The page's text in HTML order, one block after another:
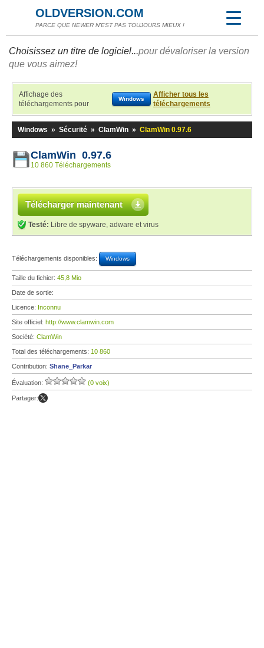
OLDVERSION.COM
PARCE QUE NEWER N'EST PAS TOUJOURS MIEUX !
Choisissez un titre de logiciel...pour dévaloriser la version
que vous aimez!
Affichage des
téléchargements pour
Windows
Afficher tous les
téléchargements
Windows » Sécurité » ClamWin » ClamWin 0.97.6
ClamWin 0.97.6
10 860 Téléchargements
Télécharger maintenant
Testé: Libre de spyware, adware et virus
Téléchargements disponibles: Windows
Taille du fichier: 45,8 Mio
Date de sortie:
Licence: Inconnu
Site officiel: http://www.clamwin.com
Société: ClamWin
Total des téléchargements: 10 860
Contribution: Shane_Parkar
Évaluation: (0 voix)
Partager: